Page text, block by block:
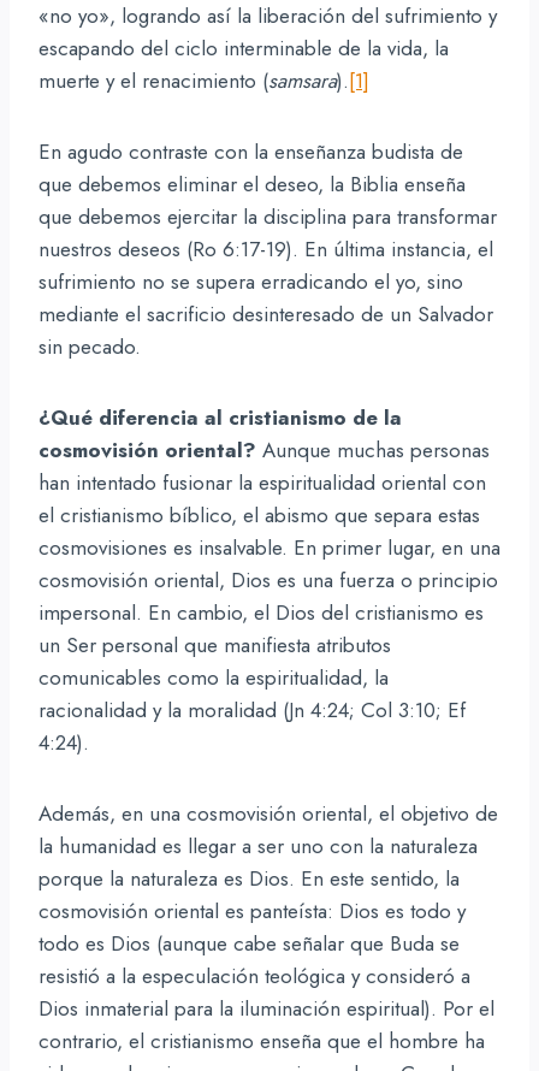
«no yo», logrando así la liberación del sufrimiento y
escapando del ciclo interminable de la vida, la
muerte y el renacimiento (samsara).[1]
En agudo contraste con la enseñanza budista de
que debemos eliminar el deseo, la Biblia enseña
que debemos ejercitar la disciplina para transformar
nuestros deseos (Ro 6:17-19). En última instancia, el
sufrimiento no se supera erradicando el yo, sino
mediante el sacrificio desinteresado de un Salvador
sin pecado.
¿Qué diferencia al cristianismo de la
cosmovisión oriental? Aunque muchas personas
han intentado fusionar la espiritualidad oriental con
el cristianismo bíblico, el abismo que separa estas
cosmovisiones es insalvable. En primer lugar, en una
cosmovisión oriental, Dios es una fuerza o principio
impersonal. En cambio, el Dios del cristianismo es
un Ser personal que manifiesta atributos
comunicables como la espiritualidad, la
racionalidad y la moralidad (Jn 4:24; Col 3:10; Ef
4:24).
Además, en una cosmovisión oriental, el objetivo de
la humanidad es llegar a ser uno con la naturaleza
porque la naturaleza es Dios. En este sentido, la
cosmovisión oriental es panteísta: Dios es todo y
todo es Dios (aunque cabe señalar que Buda se
resistió a la especulación teológica y consideró a
Dios inmaterial para la iluminación espiritual). Por el
contrario, el cristianismo enseña que el hombre ha